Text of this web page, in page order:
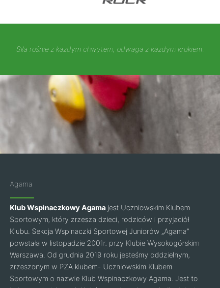
Siła rośnie z każdym chwytem, odwaga z każdym krokiem.
Agama
Klub Wspinaczkowy Agama jest Uczniowskim Klubem
Sportowym, który zrzesza dzieci, rodziców i przyjaciół
Klubu. Sekcja Wspinaczki Sportowej Juniorów „Agama”
powstała w listopadzie 2001r. przy Klubie Wysokogórskim
Warszawa. Od grudnia 2019 roku jesteśmy oddzielnym,
zrzeszonym w PZA klubem- Uczniowskim Klubem
Sportowym o nazwie Klub Wspinaczkowy Agama. Jest to